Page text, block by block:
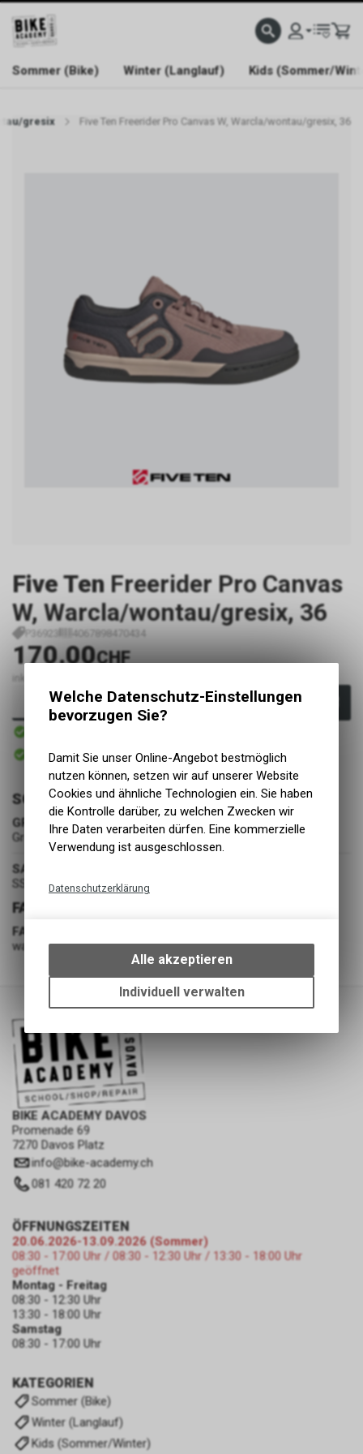
WELCOME TO BIKE ACADEMY
Sommer (Bike) Winter (Langlauf) Kids (Sommer/
gresix Five Ten Freerider Pro Canvas W, Warcla/wontau/gresix, 36
Five Ten Freerider Pro Canvas
W, Warcla/wontau/gresix, 36
P36923 4067898470434
170.00CHF
inkl. MwSt., zzgl. Versandkosten
In den Warenkorb
Sofort verfügbar
Abholung BIKE ACADEMY DAVOS
SCHUHE
GRÖSSE
Grösse 3.5
SAISON
SS25
FARBE
FARBE
warcla/wontau/gresix
BIKE ACADEMY DAVOS
Promenade 69
7270 Davos Platz
info@bike-academy.ch
081 420 72 20
KATEGORIEN
Sommer (Bike)
Winter (Langlauf)
Kids (Sommer/Winter)
ÖFFNUNGSZEITEN
20.06.2026-13.09.2026 (Sommer)
08:30 - 17:00 Uhr / 08:30 - 12:30 Uhr / 13:30 - 18:00 Uhr
geöffnet
Montag - Freitag
08:30 - 12:30 Uhr
13:30 - 18:00 Uhr
Samstag
08:30 - 17:00 Uhr
Welche Datenschutz-Einstellungen
bevorzugen Sie?
Damit Sie unser Online-Angebot bestmöglich
nutzen können, setzen wir auf unserer Website
Cookies und ähnliche Technologien ein. Sie haben
die Kontrolle darüber, zu welchen Zwecken wir
Ihre Daten verarbeiten dürfen. Eine kommerzielle
Verwendung ist ausgeschlossen.
Datenschutzerklärung
bestimmte Interaktionen und
Einstellungen auf Ihrem Gerät,
um die grundlegenden
Funktionen unseres Online-
des Warenkorbs, zu
ermöglichen. Bitte beachten Sie,
dass die gespeicherten Daten
keinerlei Rückschlüsse auf Ihre
persönlichen Informationen
zulassen.
Alle akzeptieren
Individuell verwalten